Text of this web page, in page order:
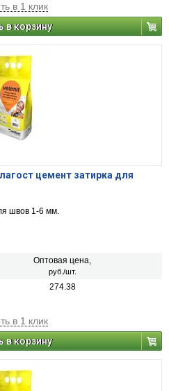
в 1 клик
в корзину
цемент затирка для
швов 1-6 мм.
Оптовая цена,
руб./шт.
274.38
в 1 клик
в корзину